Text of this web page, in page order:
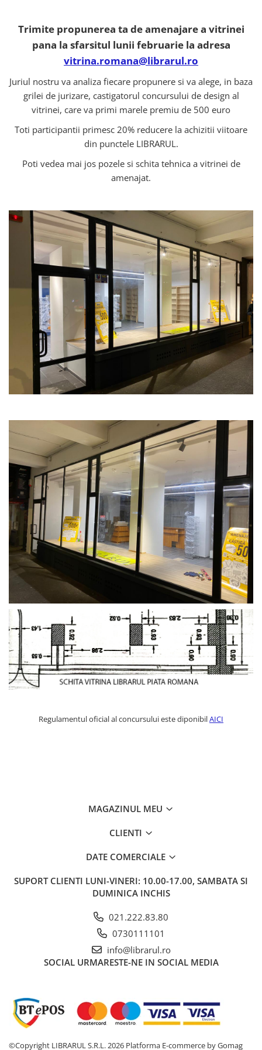
Vanzari si marketing
Carte scolara
Atlase, dictionare si enciclopedii
Carte prescolara
Carte scolara
Dictionare de limba romana
Ghiduri de conversatie
Invatamant gimnazial
Invatarea limbilor straine
Carti in limba engleza
Carti pentru copii
Activitati si jocuri pentru copii
Atlase, dictionare si enciclopedii
Benzi desenate
Carte prescolara
Carti de colorat
Carti pentru copii
Grafice
Literatura si fictiune
Povesti pentru copii
Povesti si povestiri
Atlase, dictionare si enciclopedii
Dictionare de limba romana
Dictionare tematice
Enciclopedii
Diete si fitness
Diete si alimentatie sanatoasa
Fitness si frumusete
Diverse
Diverse
Feng Shui
Medicina alternativa
Sa nu razi :((
Drept
Legislatie
Fictiune
Actiune si Aventura
Crime, Thriller, Mistery
Science Fiction
Filosofie, Stiinte
Arte si tehnici culinare
Bauturi si cocktailuri
Trimite propunerea ta de amenajare a vitrinei
pana la sfarsitul lunii februarie la adresa
vitrina.romana@librarul.ro
Juriul nostru va analiza fiecare propunere si va alege, in baza
grilei de jurizare, castigatorul concursului de design al
vitrinei, care va primi marele premiu de 500 euro
Toti participantii primesc 20% reducere la achizitii viitoare
din punctele LIBRARUL.
Poti vedea mai jos pozele si schita tehnica a vitrinei de
amenajat.
Regulamentul oficial al concursului este diponibilAICI
MAGAZINUL MEU
CLIENTI
DATE COMERCIALE
SUPORT CLIENTI LUNI-VINERI: 10.00-17.00, SAMBATA SI
DUMINICA INCHIS
021.222.83.80
0730111101
info@librarul.ro
SOCIAL URMARESTE-NE IN SOCIAL MEDIA
©Copyright LIBRARUL S.R.L. 2026 Platforma E-commerce by Gomag